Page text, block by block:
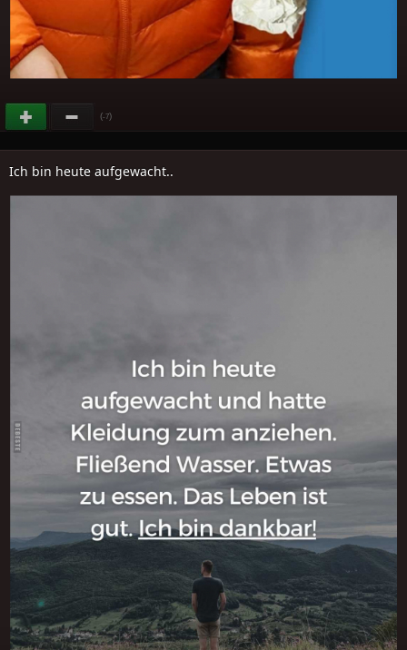
(-7)
Ich bin heute aufgewacht..